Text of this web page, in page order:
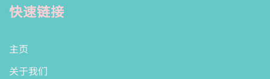
快速链接
主页
关于我们